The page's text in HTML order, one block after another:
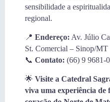
sensibilidade a
regional.
📍 Endereço: Av. Júlio
St. Comercial – Sinop/MT
📞 Contato: (66) 9 9681-
🌟 Visite a Catedral
viva uma experiência de